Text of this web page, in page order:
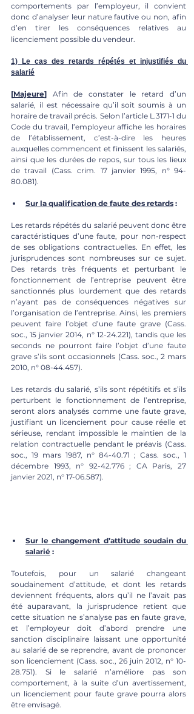
comportements par l’employeur, il convient
donc d’analyser leur nature fautive ou non, afin
d’en tirer les conséquences relatives au
licenciement possible du vendeur.
1) Le cas des retards répétés et injustifiés du
salarié
[Majeure] Afin de constater le retard d’un
salarié, il est nécessaire qu’il soit soumis à un
horaire de travail précis. Selon l’article L.3171-1 du
Code du travail, l’employeur affiche les horaires
de l’établissement, c’est-à-dire les heures
auxquelles commencent et finissent les salariés,
ainsi que les durées de repos, sur tous les lieux
de travail (Cass. crim. 17 janvier 1995, n° 94-
80.081).
Sur la qualification de faute des retards :
Les retards répétés du salarié peuvent donc être
caractéristiques d’une faute, pour non-respect
de ses obligations contractuelles. En effet, les
jurisprudences sont nombreuses sur ce sujet.
Des retards très fréquents et perturbant le
fonctionnement de l’entreprise peuvent être
sanctionnés plus lourdement que des retards
n’ayant pas de conséquences négatives sur
l’organisation de l’entreprise. Ainsi, les premiers
peuvent faire l’objet d’une faute grave (Cass.
soc., 15 janvier 2014, n° 12-24.221), tandis que les
seconds ne pourront faire l’objet d’une faute
grave s’ils sont occasionnels (Cass. soc., 2 mars
2010, n° 08-44.457).
Les retards du salarié, s’ils sont répétitifs et s’ils
perturbent le fonctionnement de l’entreprise,
seront alors analysés comme une faute grave,
justifiant un licenciement pour cause réelle et
sérieuse, rendant impossible le maintien de la
relation contractuelle pendant le préavis (Cass.
soc., 19 mars 1987, n° 84-40.71 ; Cass. soc., 1
décembre 1993, n° 92-42.776 ; CA Paris, 27
janvier 2021, n° 17-06.587).
Sur le changement d’attitude soudain du
salarié :
Toutefois, pour un salarié changeant
soudainement d’attitude, et dont les retards
deviennent fréquents, alors qu’il ne l’avait pas
été auparavant, la jurisprudence retient que
cette situation ne s’analyse pas en faute grave,
et l’employeur doit d’abord prendre une
sanction disciplinaire laissant une opportunité
au salarié de se reprendre, avant de prononcer
son licenciement (Cass. soc., 26 juin 2012, n° 10-
28.751). Si le salarié n’améliore pas son
comportement, à la suite d’un avertissement,
un licenciement pour faute grave pourra alors
être envisagé.